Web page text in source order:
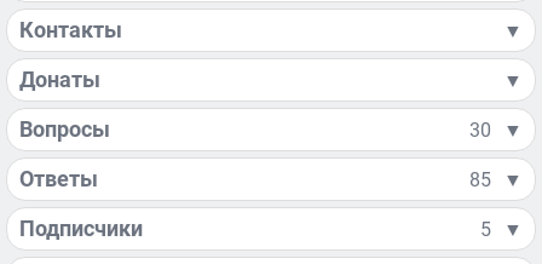
Контакты ▼
Донаты ▼
Вопросы 30 ▼
Ответы 85 ▼
Подписчики 5 ▼